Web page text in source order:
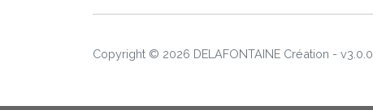
Copyright © 2026 DELAFONTAINE Création - v3.0.0